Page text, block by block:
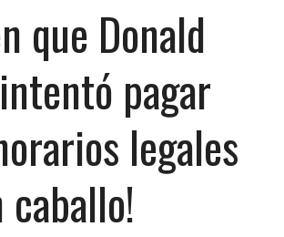
que Donald
pagar
legales
caballo!